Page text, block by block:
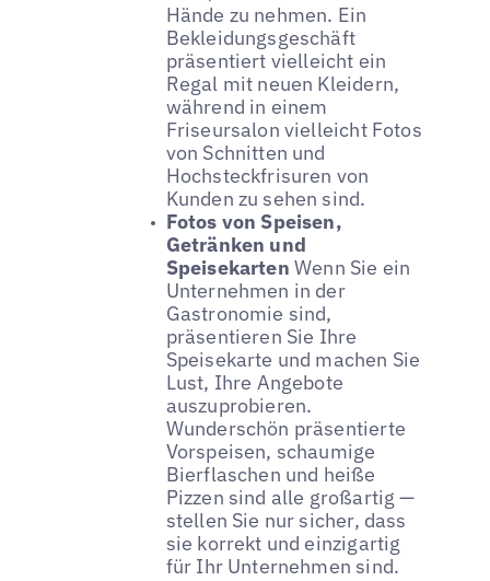
Hände zu nehmen. Ein
Bekleidungsgeschäft
präsentiert vielleicht ein
Regal mit neuen Kleidern,
während in einem
Friseursalon vielleicht Fotos
von Schnitten und
Hochsteckfrisuren von
Kunden zu sehen sind.
Fotos von Speisen,
Getränken und
Speisekarten Wenn Sie ein
Unternehmen in der
Gastronomie sind,
präsentieren Sie Ihre
Speisekarte und machen Sie
Lust, Ihre Angebote
auszuprobieren.
Wunderschön präsentierte
Vorspeisen, schaumige
Bierflaschen und heiße
Pizzen sind alle großartig —
stellen Sie nur sicher, dass
sie korrekt und einzigartig
für Ihr Unternehmen sind.